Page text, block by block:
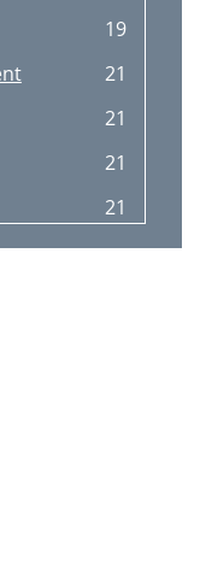
19
21
21
21
21
21